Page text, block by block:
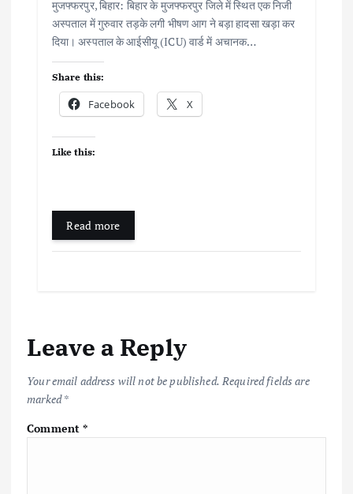
मुजफ्फरपुर, बिहार: बिहार के मुजफ्फरपुर जिले में स्थित एक निजी
अस्पताल में गुरुवार तड़के लगी भीषण आग ने बड़ा हादसा खड़ा कर
दिया। अस्पताल के आईसीयू (ICU) वार्ड में अचानक…
Share this:
Facebook X
Like this:
Read more
Leave a Reply
Your email address will not be published. Required fields are
marked*
Comment*